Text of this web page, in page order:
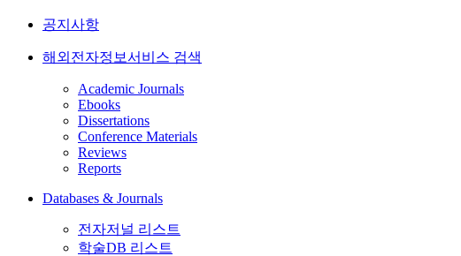
공지사항
해외전자정보서비스 검색
Academic Journals
Ebooks
Dissertations
Conference Materials
Reviews
Reports
Databases & Journals
전자저널 리스트
학술DB 리스트